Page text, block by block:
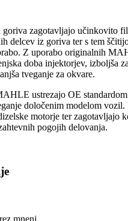
zagotavljajo učinkovito
delcev iz goriva ter s tem
Z uporabo originalnih
doba injektorjev, izboljša
tveganje za okvare.
ustrezajo OE standardom
določenim modelom vozil.
motorje ter zagotavljajo
pogojih delovanja.